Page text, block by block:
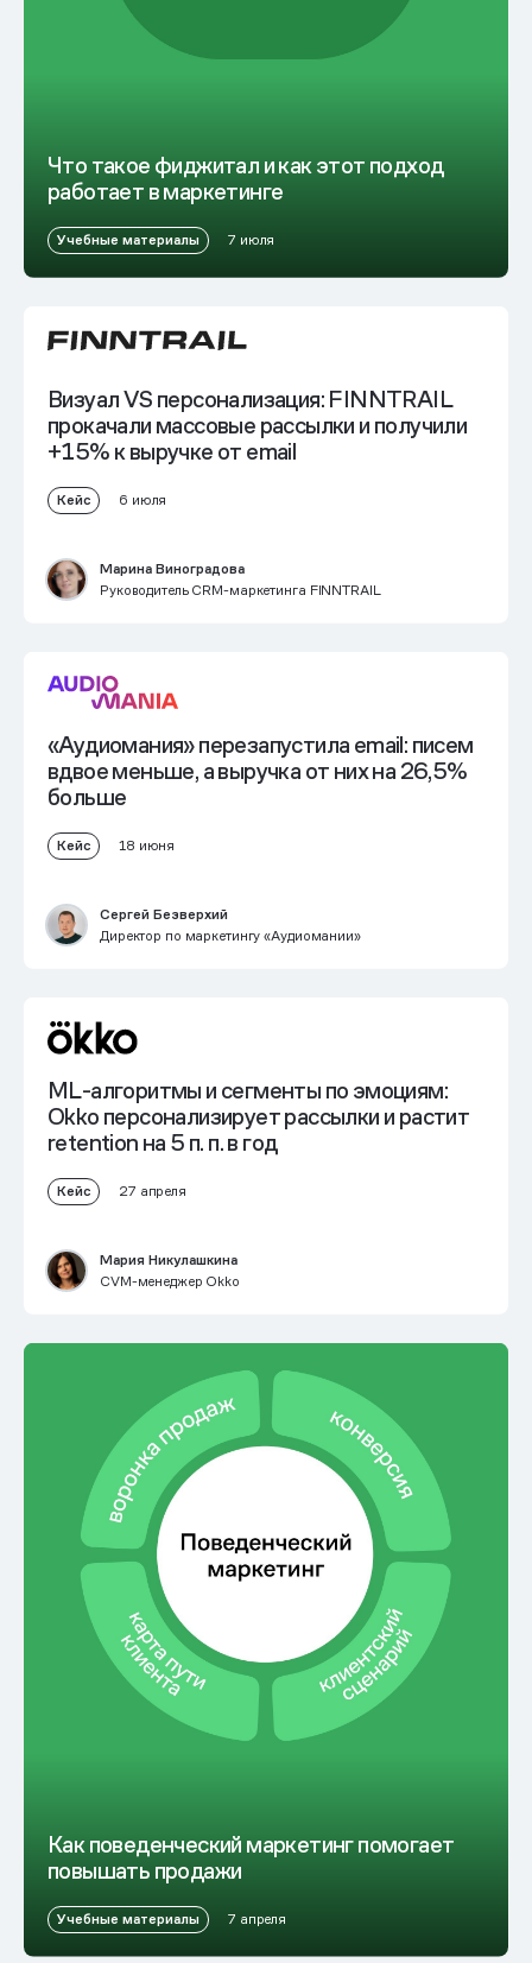
Что такое фиджитал и как этот подход
работает в маркетинге
Учебные материалы 7 июля
Визуал VS персонализация: FINNTRAIL
прокачали массовые рассылки и получили
+15% к выручке от email
Кейс 6 июля
Марина Виноградова
Руководитель CRM-маркетинга FINNTRAIL
«Аудиомания» перезапустила еmail: писем
вдвое меньше, а выручка от них на 26,5%
больше
Кейс 18 июня
Сергей Безверхий
Директор по маркетингу «Аудиомании»
ML-алгоритмы и сегменты по эмоциям:
Okko персонализирует рассылки и растит
retention на 5 п. п. в год
Кейс 27 апреля
Мария Никулашкина
CVM-менеджер Okko
Как поведенческий маркетинг помогает
повышать продажи
Учебные материалы 7 апреля